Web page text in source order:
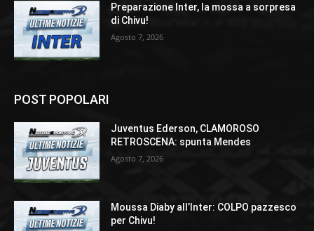
Preparazione Inter, la mossa a sorpresa
di Chivu!
Agosto 7, 2026
POST POPOLARI
Juventus Ederson, CLAMOROSO
RETROSCENA: spunta Mendes
Agosto 7, 2026
Moussa Diaby all’Inter: COLPO pazzesco
per Chivu!